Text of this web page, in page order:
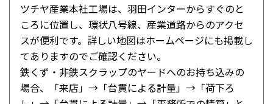
ツチヤ産業本社工場は、羽田インターからすぐのと
ころに位置し、環状八号線、産業道路からのアクセ
スが便利です。詳しい地図はホームページにも掲載し
てありますのでご確認ください。
鉄くず・非鉄スクラップのヤードへのお持ち込みの
場合、「来店」→「台貫による計量」→「荷下ろ